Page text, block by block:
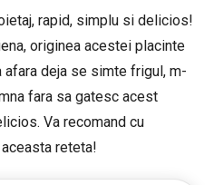
rapid, simplu si delicios!
originea acestei placinte
deja se simte frigul, m-
fara sa gatesc acest
Va recomand cu
reteta!